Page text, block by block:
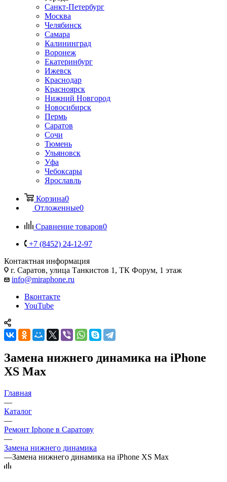
Санкт-Петербург
Москва
Челябинск
Самара
Калининград
Воронеж
Екатеринбург
Ижевск
Краснодар
Красноярск
Нижний Новгород
Новосибирск
Пермь
Саратов
Сочи
Тюмень
Ульяновск
Уфа
Чебоксары
Ярославль
Корзина0
Отложенные0
Сравнение товаров0
+7 (8452) 24-12-97
Контактная информация
г. Саратов, улица Танкистов 1, ТК Форум, 1 этаж
info@miraphone.ru
Вконтакте
YouTube
Замена нижнего динамика на iPhone
XS Max
Главная
—
Каталог
—
Ремонт Iphone в Саратову
—
Замена нижнего динамика
—Замена нижнего динамика на iPhone XS Max